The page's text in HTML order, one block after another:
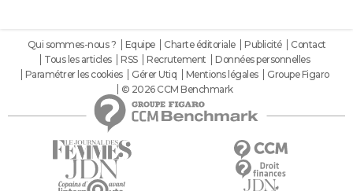
Qui sommes-nous ? Equipe Charte éditoriale Publicité
Contact
Tous les articles
RSS Recrutement
Données personnelles
Paramétrer les cookies
Gérer Utiq Mentions légales
Groupe Figaro
© 2026 CCM Benchmark